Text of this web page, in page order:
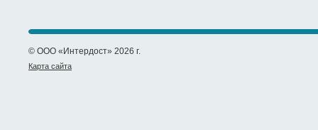
© ООО «Интердост» 2026 г.
Карта сайта